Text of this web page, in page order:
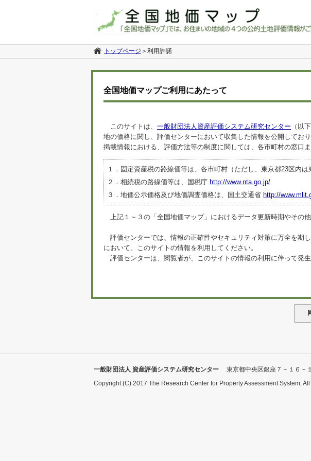
トップページ ＞ 利用許諾
全国地価マップご利用にあたって
このサイトは、 一般財団法人資産評価システム研究センター （以
地の価格に関し、評価センターにおいて収集した情報を公開しており
掲載情報における、評価方法等の制度に関しては、各市町村の窓口
１．固定資産税の路線価等は、各市町村（ただし、東京都23区内は
２．相続税の路線価等は、国税庁 http://www.nta.go.jp/
３．地価公示価格及び地価調査価格は、国土交通省 http://
上記１～３の「全国地価マップ」におけるデータ更新時期やその
評価センターでは、情報の正確性やセキュリティ対策に万全を期
において、このサイトの情報を利用してください。
評価センターは、閲覧者が、このサイトの情報の利用に伴って発
一般財団法人 資産評価システム研究センター
東京都中央区銀座７－１６－
Copyright (C) 2017 The Research Center for Property Assessment System.